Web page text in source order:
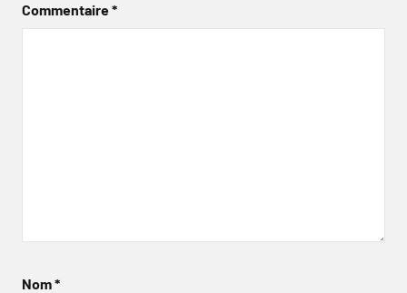
Commentaire*
Nom*